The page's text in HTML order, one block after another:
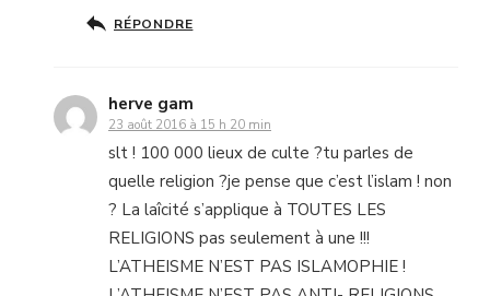
RÉPONDRE
herve gam
23 août 2016 à 15 h 20 min
slt ! 100 000 lieux de culte ?tu parles de
quelle religion ?je pense que c’est l’islam ! non
? La laîcité s’applique à TOUTES LES
RELIGIONS pas seulement à une !!!
L’ATHEISME N’EST PAS ISLAMOPHIE !